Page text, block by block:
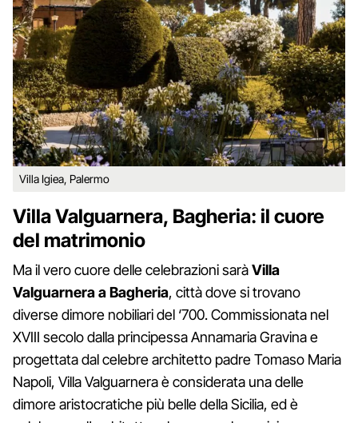
Villa Igiea, Palermo
Villa Valguarnera, Bagheria: il cuore
del matrimonio
Ma il vero cuore delle celebrazioni saràVilla
Valguarnera a Bagheria, città dove si trovano
diverse dimore nobiliari del ‘700. Commissionata nel
XVIII secolo dalla principessa Annamaria Gravina e
progettata dal celebre architetto padre Tomaso Maria
Napoli, Villa Valguarnera è considerata una delle
dimore aristocratiche più belle della Sicilia, ed è